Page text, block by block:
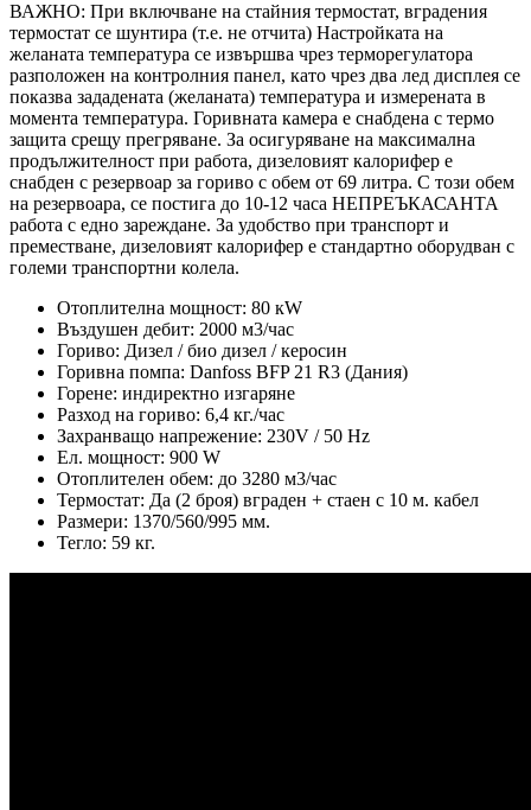
ВАЖНО: При включване на стайния термостат, вградения
термостат се шунтира (т.е. не отчита) Настройката на
желаната температура се извършва чрез терморегулатора
разположен на контролния панел, като чрез два лед дисплея се
показва зададената (желаната) температура и измерената в
момента температура. Горивната камера е снабдена с термо
защита срещу прегряване. За осигуряване на максимална
продължителност при работа, дизеловият калорифер е
снабден с резервоар за гориво с обем от 69 литра. С този обем
на резервоара, се постига до 10-12 часа НЕПРЕЪКАСАНТА
работа с едно зареждане. За удобство при транспорт и
преместване, дизеловият калорифер е стандартно оборудван с
големи транспортни колела.
Отоплителна мощност: 80 кW
Въздушен дебит: 2000 м3/час
Гориво: Дизел / био дизел / керосин
Горивна помпа: Danfoss BFP 21 R3 (Дания)
Горене: индиректно изгаряне
Разход на гориво: 6,4 кг./час
Захранващо напрежение: 230V / 50 Hz
Ел. мощност: 900 W
Отоплителен обем: до 3280 м3/час
Термостат: Да (2 броя) вграден + стаен с 10 м. кабел
Размери: 1370/560/995 мм.
Тегло: 59 кг.